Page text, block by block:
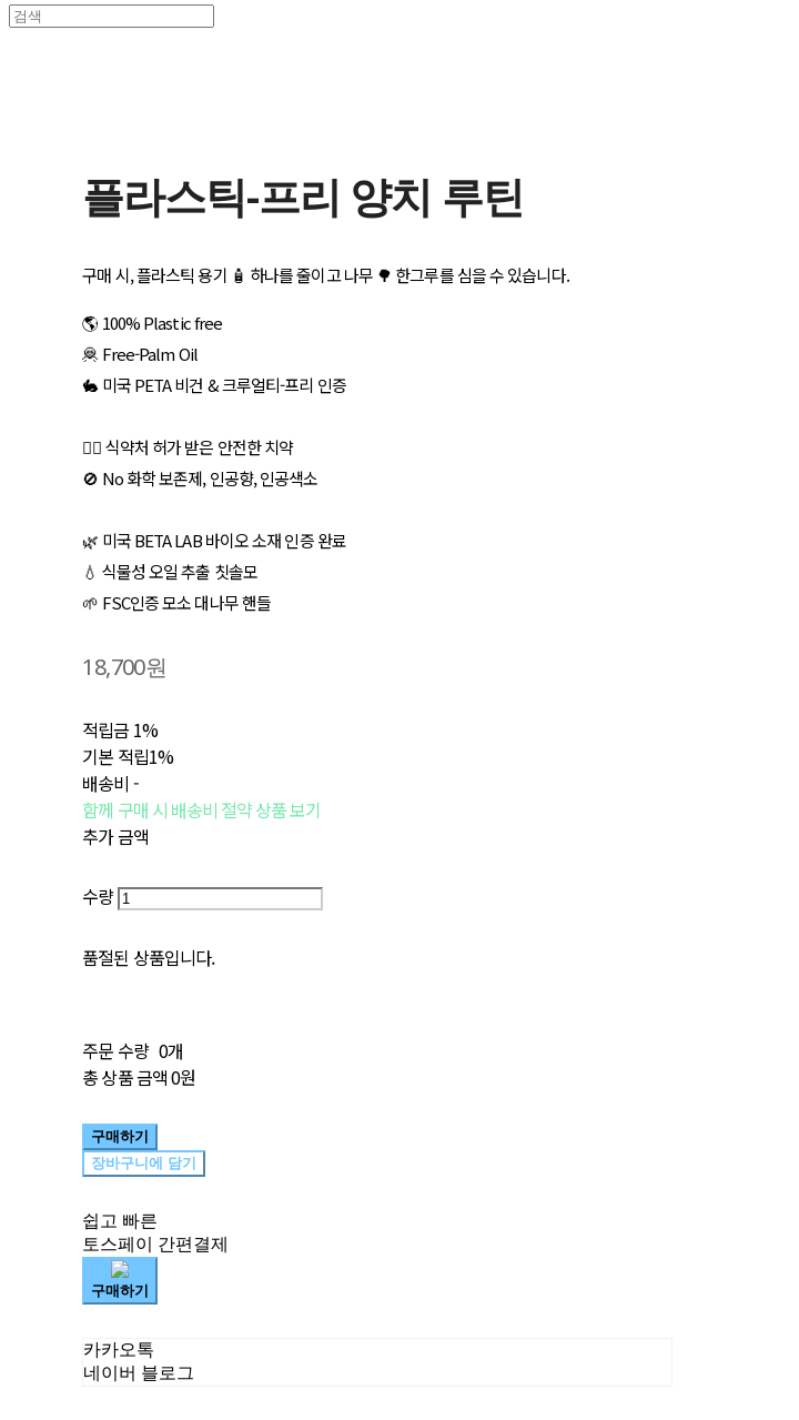
플라스틱-프리 양치 루틴
구매 시, 플라스틱 용기 🧴 하나를 줄이고 나무 🌳 한그루를 심을 수 있습니다.
🌎 100% Plastic free
🦧 Free-Palm Oil
🐇 미국 PETA 비건 & 크루얼티-프리 인증
👌🏻 식약처 허가 받은 안전한 치약
🚫 No 화학 보존제, 인공향, 인공색소
🌿 미국 BETA LAB 바이오 소재 인증 완료
💧 식물성 오일 추출 칫솔모
🌱 FSC인증 모소 대나무 핸들
18,700원
적립금 1%
기본 적립1%
배송비 -
함께 구매 시 배송비 절약 상품 보기
추가 금액
수량
품절된 상품입니다.
주문 수량 0개
총 상품 금액0원
구매하기
장바구니에 담기
쉽고 빠른
토스페이 간편결제
구매하기
카카오톡
네이버 블로그